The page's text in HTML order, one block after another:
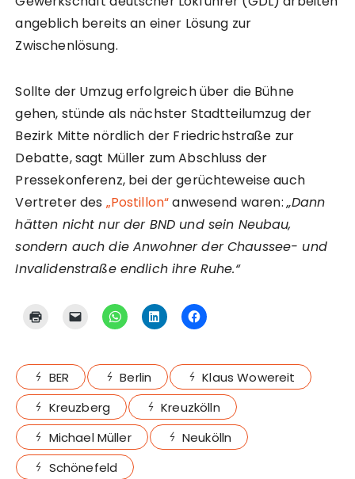
angeblich bereits an einer Lösung zur
Zwischenlösung.
Sollte der Umzug erfolgreich über die Bühne
gehen, stünde als nächster Stadtteilumzug der
Bezirk Mitte nördlich der Friedrichstraße zur
Debatte, sagt Müller zum Abschluss der
Pressekonferenz, bei der gerüchteweise auch
Vertreter des „Postillon“anwesend waren:„Dann
hätten nicht nur der BND und sein Neubau,
sondern auch die Anwohner der Chaussee- und
Invalidenstraße endlich ihre Ruhe.“
BER Berlin
Klaus Wowereit
Kreuzberg
Kreuzkölln
Michael Müller
Neukölln
Schönefeld